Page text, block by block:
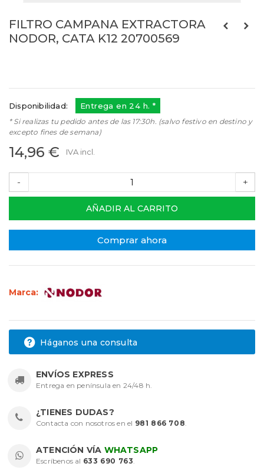
FILTRO CAMPANA EXTRACTORA
NODOR, CATA K12 20700569
Disponibilidad: Entrega en 24 h. *
* Si realizas tu pedido antes de las 17:30h. (salvo festivo en destino y
excepto fines de semana)
14,96 € IVA incl.
- +
AÑADIR AL CARRITO
Comprar ahora
Marca:
Háganos una consulta
ENVÍOS EXPRESS
Entrega en península en 24/48 h.
¿TIENES DUDAS?
Contacta con nosotros en el 981 866 708.
ATENCIÓN VÍA WHATSAPP
Escríbenos al 633 690 763.